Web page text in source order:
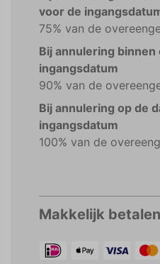
voor de
75% van de
Bij annulering binnen
ingangsdatum
90% van de
Bij annulering op de
ingangsdatum
100% van de
Makkelijk